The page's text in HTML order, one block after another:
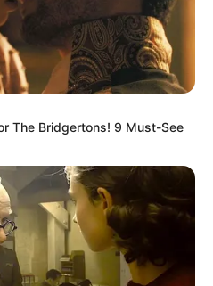
The Bridgertons! 9 Must-See